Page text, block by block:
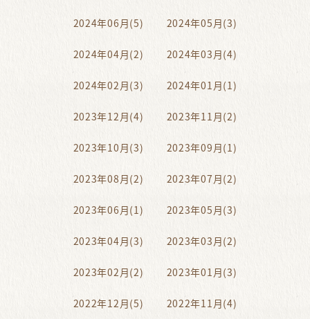
2024年06月(5) 2024年05月(3)
2024年04月(2) 2024年03月(4)
2024年02月(3) 2024年01月(1)
2023年12月(4) 2023年11月(2)
2023年10月(3) 2023年09月(1)
2023年08月(2) 2023年07月(2)
2023年06月(1) 2023年05月(3)
2023年04月(3) 2023年03月(2)
2023年02月(2) 2023年01月(3)
2022年12月(5) 2022年11月(4)